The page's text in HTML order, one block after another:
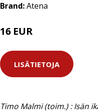
Brand:Atena
16 EUR
LISÄTIETOJA
Timo Malmi (toim.) : Isän